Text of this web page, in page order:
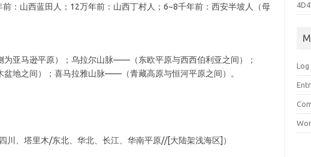
：山西蓝田人；12万年前：山西丁村人；6~8千年前：西安半坡人（母
亚马逊平原）；乌拉尔山脉——（东欧平原与西西伯利亚之间）；
地之间）；喜马拉雅山脉——（青藏高原与恒河平原之间）。
川、塔里木/东北、华北、长江、华南平原//[大陆架浅海区]）
Log